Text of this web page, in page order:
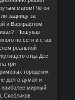
магом! Чё он
ли задницу за
и Варкрафтом
Пошукав
по сети и став
реальной
отца Дес
три
городских
долго думая и
наиболее мирный
Скобликов